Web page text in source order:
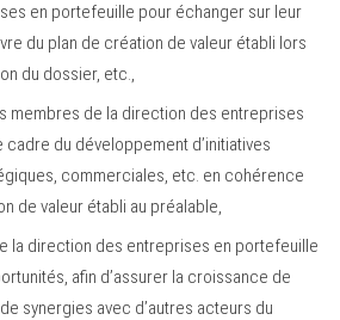
en portefeuille pour échanger sur leur
du plan de création de valeur établi lors
du dossier, etc.,
membres de la direction des entreprises
du développement d’initiatives
commerciales, etc. en cohérence
de valeur établi au préalable,
la direction des entreprises en portefeuille
afin d’assurer la croissance de
synergies avec d’autres acteurs du